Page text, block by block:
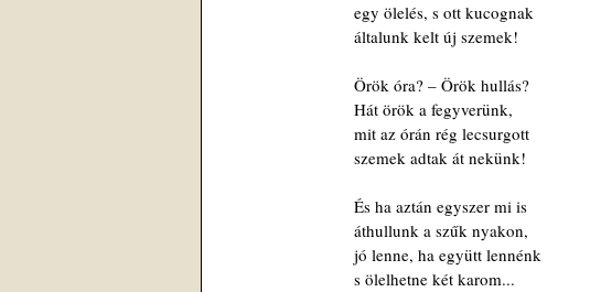
egy ölelés, s ott kucognak
általunk kelt új szemek!
Örök óra? – Örök hullás?
Hát örök a fegyverünk,
mit az órán rég lecsurgott
szemek adtak át nekünk!
És ha aztán egyszer mi is
áthullunk a szűk nyakon,
jó lenne, ha együtt lennénk
s ölelhetne két karom...